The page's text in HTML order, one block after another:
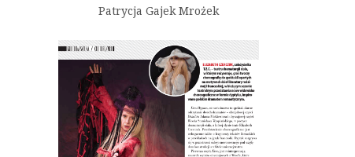
Patrycja Gajek Mrożek